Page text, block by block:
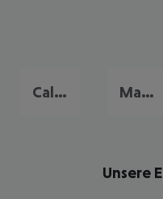
Cala'n Bosch Mahon
Unsere